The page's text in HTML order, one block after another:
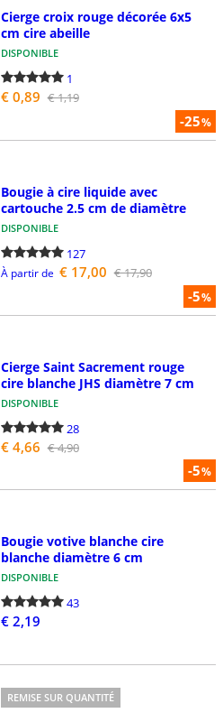
-25%
Cierge croix rouge décorée 6x5
cm cire abeille
DISPONIBLE
1
€ 0,89 € 1,19
-5%
Bougie à cire liquide avec
cartouche 2.5 cm de diamètre
DISPONIBLE
127
À partir de € 17,00 € 17,90
-5%
Cierge Saint Sacrement rouge
cire blanche JHS diamètre 7 cm
DISPONIBLE
28
€ 4,66 € 4,90
Bougie votive blanche cire
blanche diamètre 6 cm
DISPONIBLE
43
€ 2,19
REMISE SUR QUANTITÉ